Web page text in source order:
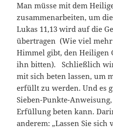
Man müsse mit dem
zusammenarbeiten, um
Lukas 11,13 wird auf die
übertragen (Wie viel
Himmel gibt, den Heiligen
ihn bitten). Schließlich
mit sich beten lassen, um
erfüllt zu werden. Und es
Sieben-Punkte-
Erfüllung beten kann.
anderem: „Lassen Sie